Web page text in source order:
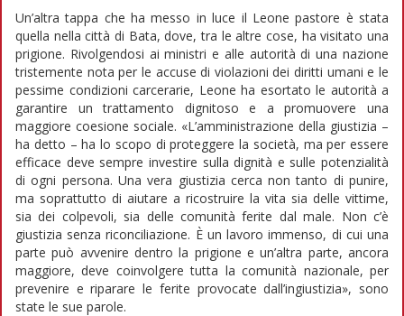
Un’altra tappa che ha messo in luce il Leone pastore è stata
quella nella città di Bata, dove, tra le altre cose, ha visitato una
prigione. Rivolgendosi ai ministri e alle autorità di una nazione
tristemente nota per le accuse di violazioni dei diritti umani e le
pessime condizioni carcerarie, Leone ha esortato le autorità a
garantire un trattamento dignitoso e a promuovere una
maggiore coesione sociale. «L’amministrazione della giustizia –
ha detto – ha lo scopo di proteggere la società, ma per essere
efficace deve sempre investire sulla dignità e sulle potenzialità
di ogni persona. Una vera giustizia cerca non tanto di punire,
ma soprattutto di aiutare a ricostruire la vita sia delle vittime,
sia dei colpevoli, sia delle comunità ferite dal male. Non c’è
giustizia senza riconciliazione. È un lavoro immenso, di cui una
parte può avvenire dentro la prigione e un’altra parte, ancora
maggiore, deve coinvolgere tutta la comunità nazionale, per
prevenire e riparare le ferite provocate dall’ingiustizia», sono
state le sue parole.